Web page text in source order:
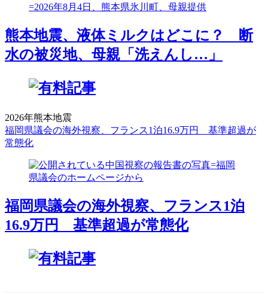
熊本地震、液体ミルクはどこに？ 断
水の被災地、母親「洗えんし…」
2026年熊本地震
福岡県議会の海外視察、フランス1泊16.9万円 基準超過が
常態化
福岡県議会の海外視察、フランス1泊
16.9万円 基準超過が常態化